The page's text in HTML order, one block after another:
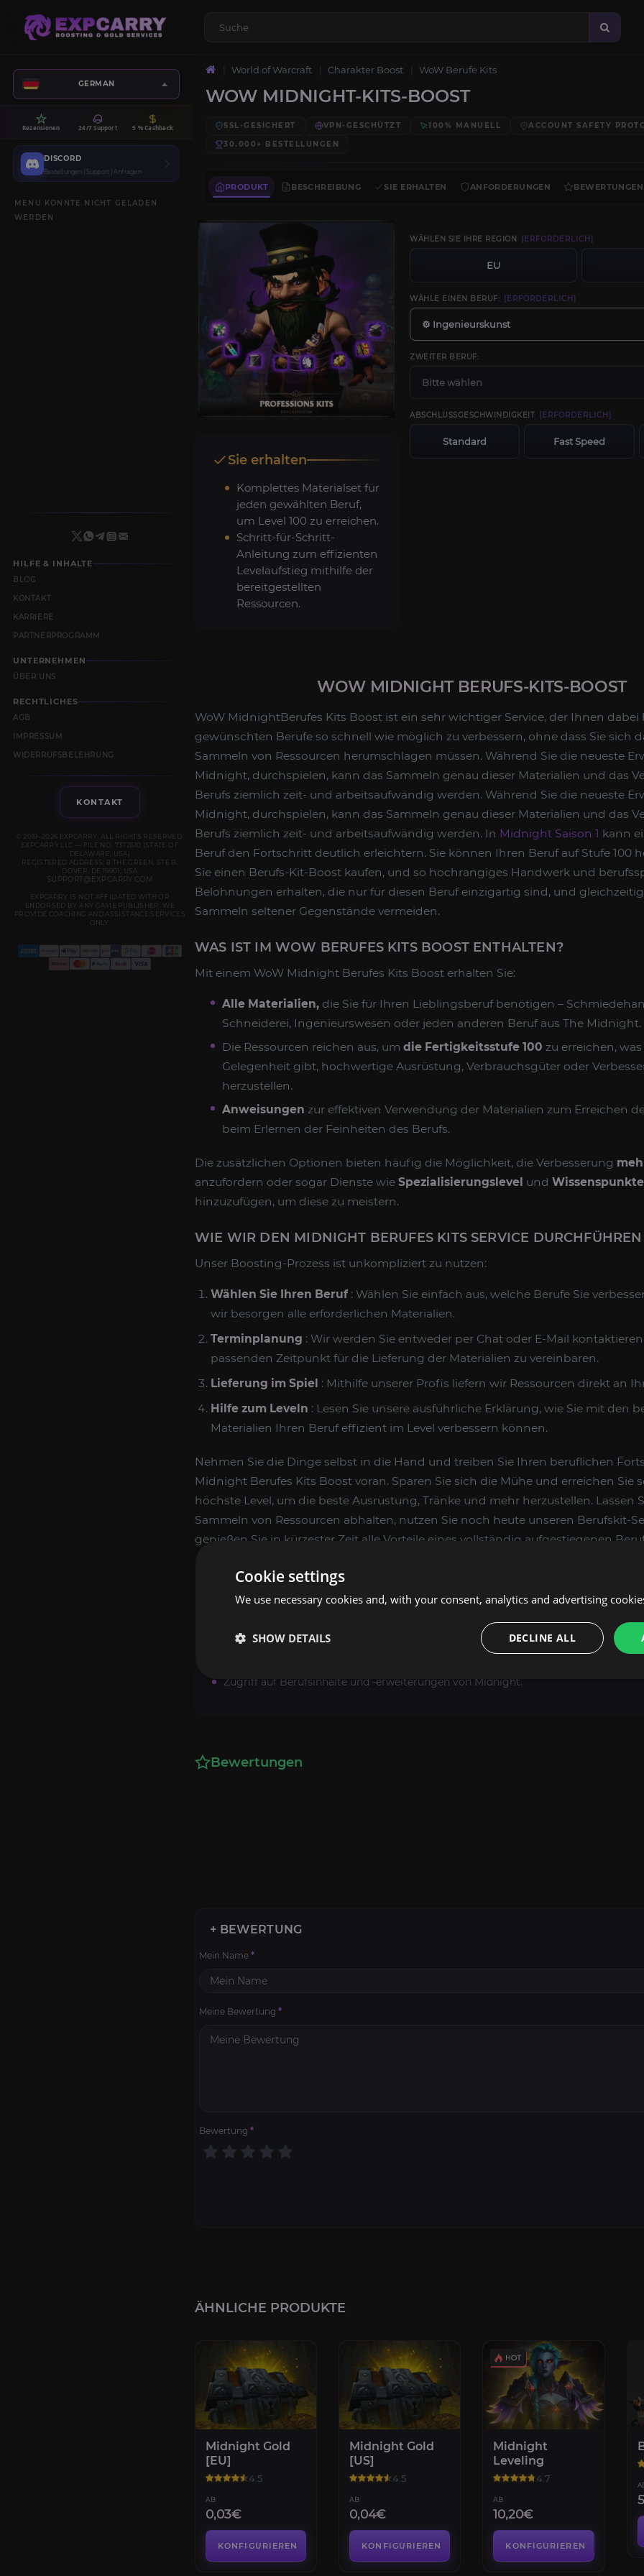
GERMAN
Rezensionen 24/7 Support 5 % Cashback
DISCORD
Bestellungen | Support | Anfragen
MENU KONNTE NICHT GELADEN
WERDEN
HILFE & INHALTE
BLOG
KONTAKT
KARRIERE
PARTNERPROGRAMM
UNTERNEHMEN
ÜBER UNS
RECHTLICHES
AGB
IMPRESSUM
WIDERRUFSBELEHRUNG
KONTAKT
© 2019–2026 EXPCARRY. ALL RIGHTS RESERVED.
EXPCARRY LLC — FILE NO. 7372610 (STATE OF
DELAWARE, USA)
REGISTERED ADDRESS: 8 THE GREEN, STE B,
DOVER, DE 19901, USA
SUPPORT@EXPCARRY.COM
EXPCARRY IS NOT AFFILIATED WITH OR
ENDORSED BY ANY GAME PUBLISHER. WE
PROVIDE COACHING AND ASSISTANCE SERVICES
ONLY.
World of Warcraft Charakter Boost WoW Berufe Kits
WOW MIDNIGHT-KITS-BOOST
SSL-GESICHERT VPN-GESCHÜTZT 100% MANUELL ACCOUNT SAFETY
30.000+
BESTELLUNGEN
PRODUKT BESCHREIBUNG SIE ERHALTEN ANFORDERUNGEN BEWERTUNGEN
WÄHLEN SIE IHRE REGION [ERFORDERLICH]
EU
WÄHLE EINEN BERUF: [ERFORDERLICH]
⚙️ Ingenieurskunst
ZWEITER BERUF:
Bitte wählen
ABSCHLUSSGESCHWINDIGKEIT [ERFORDERLICH]
Standard Fast Speed
Sie erhalten
Komplettes Materialset für
jeden gewählten Beruf,
um Level 100 zu erreichen.
Schritt-für-Schritt-
Anleitung zum effizienten
Levelaufstieg mithilfe der
bereitgestellten
Ressourcen.
WOW MIDNIGHT BERUFS-KITS-BOOST
WoW MidnightBerufes Kits Boost ist ein sehr wichtiger Service, der Ihnen dabei
gewünschten Berufe so schnell wie möglich zu verbessern, ohne dass Sie sich
Sammeln von Ressourcen herumschlagen müssen. Während Sie die neueste
Midnight, durchspielen, kann das Sammeln genau dieser Materialien und das
Berufs ziemlich zeit- und arbeitsaufwändig werden. Während Sie die neueste
Midnight, durchspielen, kann das Sammeln genau dieser Materialien und das
Berufs ziemlich zeit- und arbeitsaufwändig werden. In Midnight Saison 1 kann
Beruf den Fortschritt deutlich erleichtern. Sie können Ihren Beruf auf Stufe 100
Sie einen Berufs-Kit-Boost kaufen, und so hochrangiges Handwerk und
Belohnungen erhalten, die nur für diesen Beruf einzigartig sind, und
Sammeln seltener Gegenstände vermeiden.
WAS IST IM WOW BERUFES KITS BOOST ENTHALTEN?
Mit einem WoW Midnight Berufes Kits Boost erhalten Sie:
Alle Materialien, die Sie für Ihren Lieblingsberuf benötigen –
Schneiderei, Ingenieurswesen oder jeden anderen Beruf aus The Midnight.
Die Ressourcen reichen aus, um die Fertigkeitsstufe 100 zu erreichen,
Gelegenheit gibt, hochwertige Ausrüstung, Verbrauchsgüter oder
herzustellen.
Anweisungen zur effektiven Verwendung der Materialien zum Erreichen
beim Erlernen der Feinheiten des Berufs.
Die zusätzlichen Optionen bieten häufig die Möglichkeit, die Verbesserung
anzufordern oder sogar Dienste wie Spezialisierungslevel und
hinzuzufügen, um diese zu meistern.
WIE WIR DEN MIDNIGHT BERUFES KITS SERVICE DURCHFÜHREN
Unser Boosting-Prozess ist unkompliziert zu nutzen:
Wählen Sie Ihren Beruf: Wählen Sie einfach aus, welche Berufe Sie
wir besorgen alle erforderlichen Materialien.
Terminplanung : Wir werden Sie entweder per Chat oder E-Mail
passenden Zeitpunkt für die Lieferung der Materialien zu vereinbaren.
Lieferung im Spiel : Mithilfe unserer Profis liefern wir Ressourcen direkt an
Hilfe zum Leveln : Lesen Sie unsere ausführliche Erklärung, wie Sie mit den
Materialien Ihren Beruf effizient im Level verbessern können.
Nehmen Sie die Dinge selbst in die Hand und treiben Sie Ihren beruflichen
Midnight Berufes Kits Boost voran. Sparen Sie sich die Mühe und erreichen Sie
höchste Level, um die beste Ausrüstung, Tränke und mehr herzustellen. Lassen
Sammeln von Ressourcen abhalten, nutzen Sie noch heute unseren Berufskit-
genießen Sie in kürzester Zeit alle Vorteile eines vollständig aufgestiegenen
Zugriff auf Berufsinhalte und -erweiterungen von Midnight.
Bewertungen
+ BEWERTUNG
Mein Name *
Meine Bewertung *
Bewertung *
ÄHNLICHE PRODUKTE
Midnight Gold
[EU]
4.5
AB
0,03€
KONFIGURIEREN
Midnight Gold
[US]
4.5
AB
0,04€
KONFIGURIEREN
Midnight
Leveling
4.7
AB
10,20€
KONFIGURIEREN
Cookie settings
We use necessary cookies and, with your consent, analytics and advertising
DECLINE ALL
SHOW DETAILS